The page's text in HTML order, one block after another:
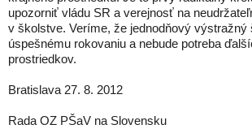
upozorniť vládu SR a verejnosť na
v školstve. Veríme, že jednodňový výstražný
úspešnému rokovaniu a nebude potreba
prostriedkov.
Bratislava 27. 8. 2012
Rada OZ PŠaV na Slovensku